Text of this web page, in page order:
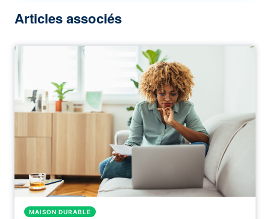
Articles associés
MAISON DURABLE